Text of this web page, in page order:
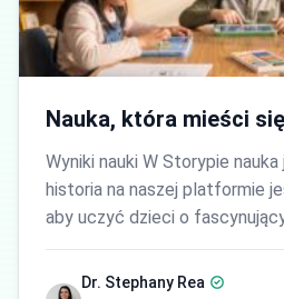
Nauka, która mieści
Wyniki nauki W Storypie
historia na naszej platformie
aby uczyć dzieci o
Dr. Stephany Rea